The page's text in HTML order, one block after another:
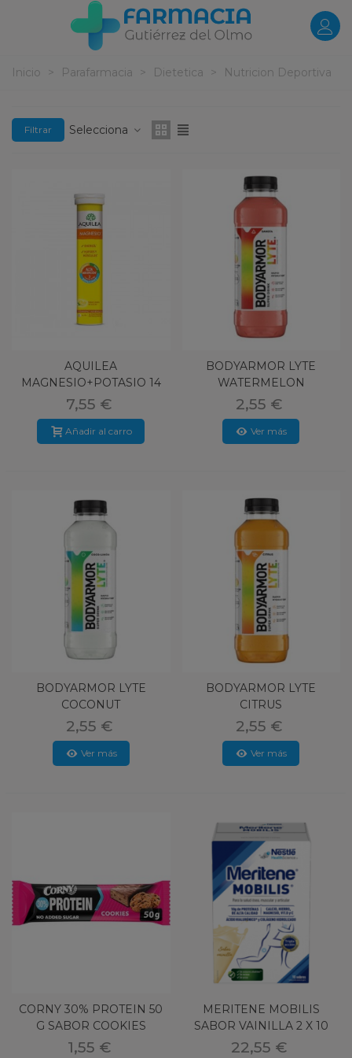
Inicio > Parafarmacia > Dietetica > Nutricion Deportiva
Filtrar Selecciona
AQUILEA
MAGNESIO+POTASIO 14
COMP
7,55 €
Añadir al carro
BODYARMOR LYTE
WATERMELON
2,55 €
Ver más
BODYARMOR LYTE
COCONUT
2,55 €
Ver más
BODYARMOR LYTE
CITRUS
2,55 €
Ver más
CORNY 30% PROTEIN 50
G SABOR COOKIES
1,55 €
MERITENE MOBILIS
SABOR VAINILLA 2 X 10
SOBRES 20
22,55 €